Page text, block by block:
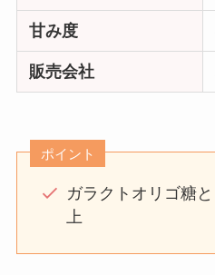
甘み度
販売会社
ポイント
ガラクトオリゴ糖
上